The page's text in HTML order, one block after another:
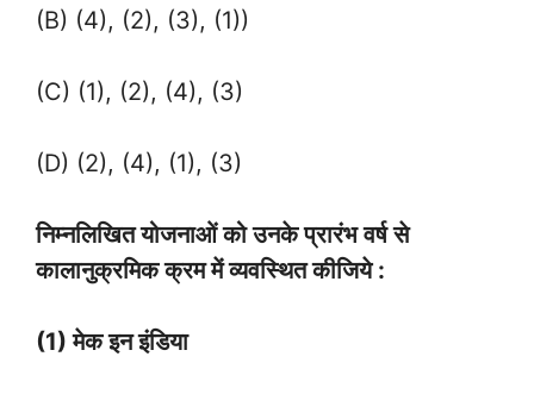
(B) (4), (2), (3), (1))
(C) (1), (2), (4), (3)
(D) (2), (4), (1), (3)
निम्नलिखित योजनाओं को उनके प्रारंभ वर्ष से
कालानुक्रमिक क्रम में व्यवस्थित कीजिये :
(1) मेक इन इंडिया